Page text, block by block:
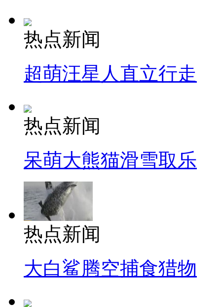
热点新闻
超萌汪星人直立行走
热点新闻
呆萌大熊猫滑雪取乐
热点新闻
大白鲨腾空捕食猎物